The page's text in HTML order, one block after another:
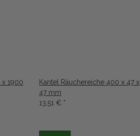
x 1900
Kantel Räuchereiche 400 x 47 x
47 mm
13,51 € *